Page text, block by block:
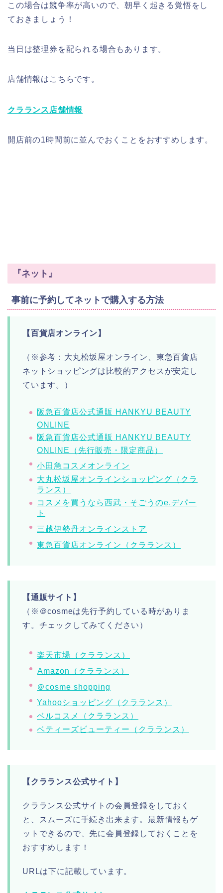
この場合は競争率が高いので、朝早く起きる覚悟をし
ておきましょう！
当日は整理券を配られる場合もあります。
店舗情報はこちらです。
クラランス店舗情報
開店前の1時間前に並んでおくこと をおすすめします。
『ネット』
事前に予約してネットで購入する方法
【百貨店オンライン】
（※参考：大丸松坂屋オンライン、東急百貨店
ネットショッピングは比較的アクセスが安定し
ています。）
阪急百貨店公式通販 HANKYU BEAUTY
ONLINE
阪急百貨店公式通販 HANKYU BEAUTY
ONLINE（先行販売・限定商品）
小田急コスメオンライン
大丸松坂屋オンラインショッピング（クラ
ランス）
コスメを買うなら西武・そごうのe.デパー
ト
三越伊勢丹オンラインストア
東急百貨店オンライン（クラランス）
【通販サイト】
（※＠cosmeは先行予約している時がありま
す。チェックしてみてください）
楽天市場（クラランス）
Amazon（クラランス）
＠cosme shopping
Yahooショッピング（クラランス）
ベルコスメ（クラランス）
ベティーズビューティー（クラランス）
【クラランス公式サイト】
クラランス公式サイトの会員登録をしておく
と、スムーズに手続き出来ます。最新情報もゲ
ットできるので、先に会員登録しておくことを
おすすめします！
URLは下に記載しています。